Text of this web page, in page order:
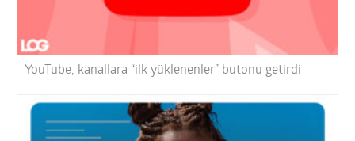
YouTube, kanallara “ilk yüklenenler” butonu getirdi